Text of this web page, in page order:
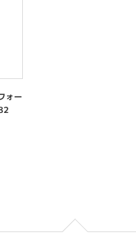
ルストラップ
ォー